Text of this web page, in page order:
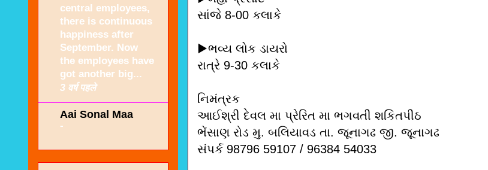
સાંજે 8-00 કલાકે
▶️ભવ્ય લોક ડાયરો
રાત્રે 9-30 કલાકે
નિમંત્રક
આઈશ્રી દેવલ મા પ્રેરિત મા ભગવતી શકિતપીઠ
ભેંસાણ રોડ મુ. બલિયાવડ તા. જૂનાગઢ જી. જૂનાગઢ
સંપર્ક 98796 59107 / 96384 54033
central employees,
there is continuous
happiness after
September. Now
the employees have
got another big...
3 वर्ष पहले
Aai Sonal Maa
-